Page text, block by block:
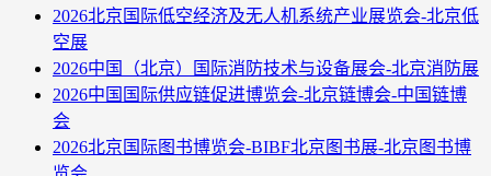
2026北京国际低空经济及无人机系统产业展览会-北京低
空展
2026中国（北京）国际消防技术与设备展会-北京消防展
2026中国国际供应链促进博览会-北京链博会-中国链博
会
2026北京国际图书博览会-BIBF北京图书展-北京图书博